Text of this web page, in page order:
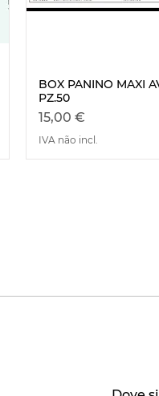
BOX PANINO MAXI
PZ.50
Preço
15,00 €
IVA não incl.